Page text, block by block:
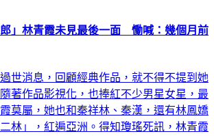
」林青霞未見最後一面 慟喊：幾個月前
世消息，回顧經典作品，就不得不提到她
著作品影視化，也捧紅不少男星女星，最
莫屬，她也和秦祥林、秦漢，還有林鳳嬌
林」，紅遍亞洲。得知瓊瑤死訊，林青霞